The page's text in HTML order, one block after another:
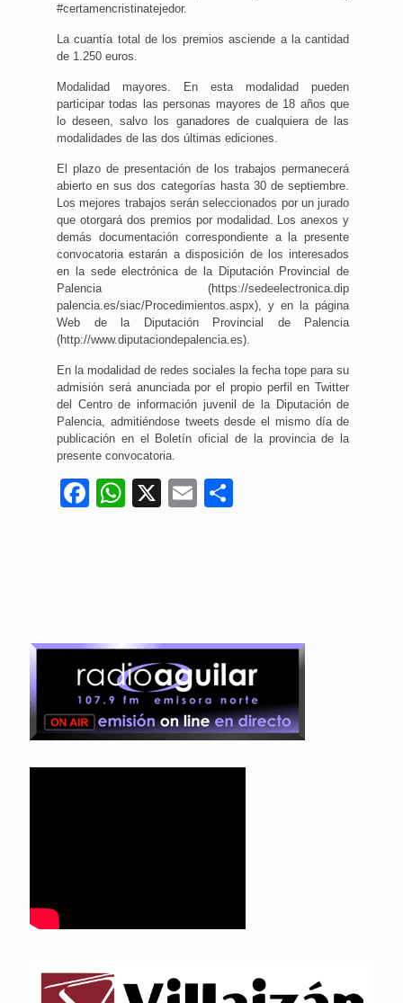
#certamencristinatejedor.
La cuantía total de los premios asciende a la cantidad
de 1.250 euros.
Modalidad mayores. En esta modalidad pueden
participar todas las personas mayores de 18 años que
lo deseen, salvo los ganadores de cualquiera de las
modalidades de las dos últimas ediciones.
El plazo de presentación de los trabajos permanecerá
abierto en sus dos categorías hasta 30 de septiembre.
Los mejores trabajos serán seleccionados por un jurado
que otorgará dos premios por modalidad. Los anexos y
demás documentación correspondiente a la presente
convocatoria estarán a disposición de los interesados
en la sede electrónica de la Diputación Provincial de
Palencia (https://sedeelectronica.dip
palencia.es/siac/Procedimientos.aspx), y en la página
Web de la Diputación Provincial de Palencia
(http://www.diputaciondepalencia.es).
En la modalidad de redes sociales la fecha tope para su
admisión será anunciada por el propio perfil en Twitter
del Centro de información juvenil de la Diputación de
Palencia, admitiéndose tweets desde el mismo día de
publicación en el Boletín oficial de la provincia de la
presente convocatoria.
Facebook
WhatsApp
X Email